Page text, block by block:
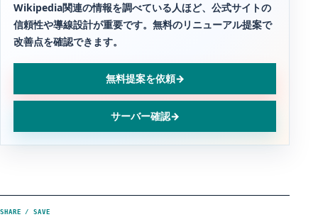
Wikipedia関連の情報を調べている人ほど、公式サイトの
信頼性や導線設計が重要です。無料のリニューアル提案で
改善点を確認できます。
無料提案を依頼→
サーバー確認→
SHARE / SAVE